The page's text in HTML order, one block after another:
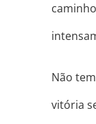
Não
vitória